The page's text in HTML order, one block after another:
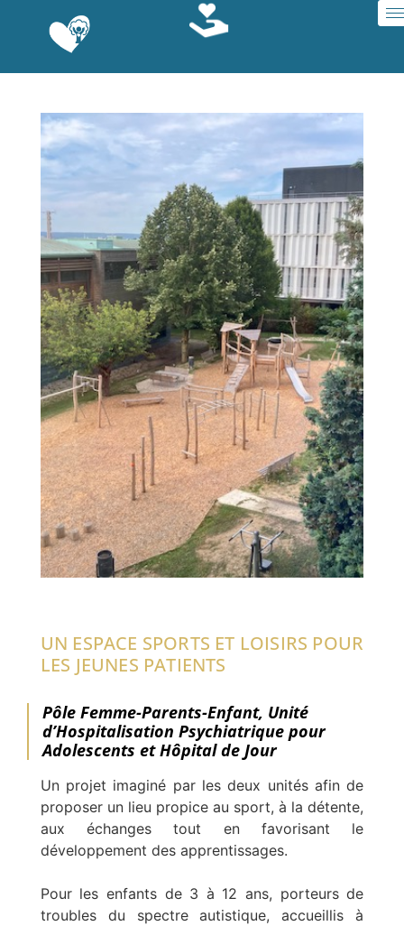
UN ESPACE SPORTS ET LOISIRS POUR
LES JEUNES PATIENTS
Pôle Femme-Parents-Enfant, Unité
d’Hospitalisation Psychiatrique pour
Adolescents et Hôpital de Jour
Un projet imaginé par les deux unités afin de
proposer un lieu propice au sport, à la détente,
aux échanges tout en favorisant le
développement des apprentissages.
Pour les enfants de 3 à 12 ans, porteurs de
troubles du spectre autistique, accueillis à